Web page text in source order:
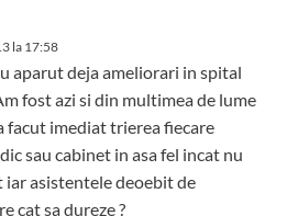
la 17:58
aparut deja ameliorari in spital
fost azi si din multimea de lume
facut imediat trierea fiecare
sau cabinet in asa fel incat nu
iar asistentele deoebit de
cat sa dureze ?